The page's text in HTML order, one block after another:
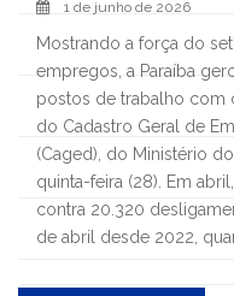
1 de junho de 2026
Mostrando a força do
empregos, a Paraíba
postos de trabalho com
do Cadastro Geral de
(Caged), do Ministério
quinta-feira (28). Em
contra 20.320
de abril desde 2022,